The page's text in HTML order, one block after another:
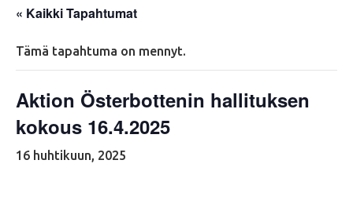
« Kaikki Tapahtumat
Tämä tapahtuma on mennyt.
Aktion Österbottenin hallituksen
kokous 16.4.2025
16 huhtikuun, 2025